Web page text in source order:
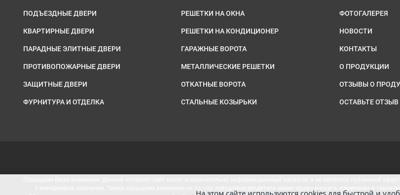
ПОДЪЕЗДНЫЕ ДВЕРИ
КВАРТИРНЫЕ ДВЕРИ
ПАРАДНЫЕ ЭЛИТНЫЕ ДВЕРИ
ПРОТИВОПОЖАРНЫЕ ДВЕРИ
ЗАЩИТНЫЕ ДВЕРИ
ФУРНИТУРА И ОТДЕЛКА
РЕШЕТКИ НА ОКНА
РЕШЕТКИ НА КОНДИЦИОНЕР
ГАРАЖНЫЕ ВОРОТА
МЕТАЛЛИЧЕСКИЕ РЕШЕТКИ
ОТКАТНЫЕ ВОРОТА
СТАЛЬНЫЕ КОЗЫРЬКИ
ФОТОГАЛЕРЕЯ
НОВОСТИ
КОНТАКТЫ
О ПРОДУКЦИИ
ОТЗЫВЫ О
ОСТАВЬТЕ ОТЗЫВ
На этом сайте используются cookies для быстрой и